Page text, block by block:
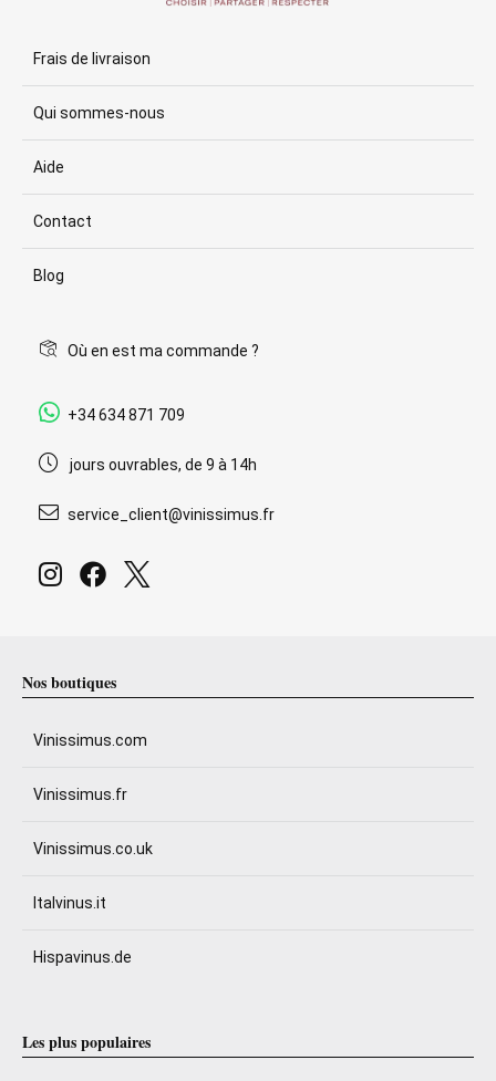
Frais de livraison
Qui sommes-nous
Aide
Contact
Blog
Où en est ma commande ?
+34 634 871 709
jours ouvrables, de 9 à 14h
service_client@vinissimus.fr
Nos boutiques
Vinissimus.com
Vinissimus.fr
Vinissimus.co.uk
Italvinus.it
Hispavinus.de
Les plus populaires